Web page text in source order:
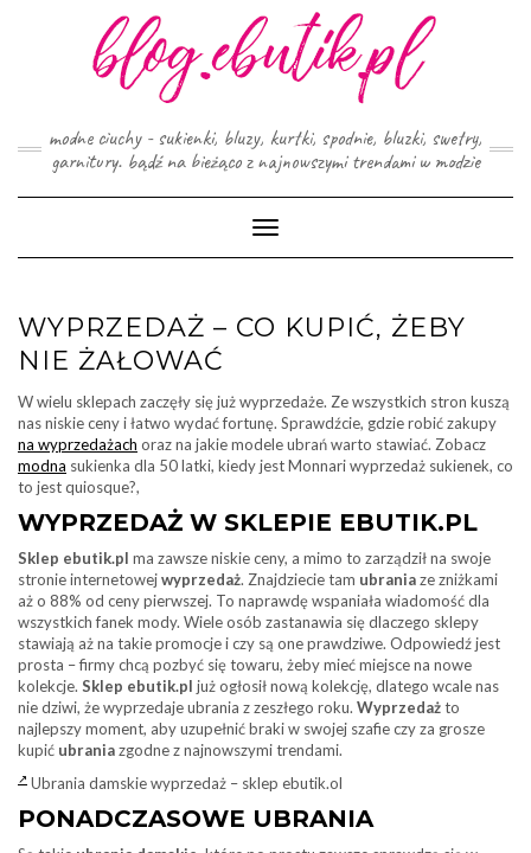
modne ciuchy - sukienki, bluzy, kurtki, spodnie, bluzki, swetry,
garnitury. bądź na bieżąco z najnowszymi trendami w modzie
Toggle
Navigation
WYPRZEDAŻ – CO KUPIĆ, ŻEBY
NIE ŻAŁOWAĆ
W wielu sklepach zaczęły się już wyprzedaże. Ze wszystkich stron kuszą
nas niskie ceny i łatwo wydać fortunę. Sprawdźcie, gdzie robić zakupy
na wyprzedażach oraz na jakie modele ubrań warto stawiać. Zobacz
modna sukienka dla 50 latki, kiedy jest Monnari wyprzedaż sukienek, co
to jest quiosque?,
WYPRZEDAŻ W SKLEPIE EBUTIK.PL
Sklep ebutik.pl ma zawsze niskie ceny, a mimo to zarządził na swoje
stronie internetowejwyprzedaż. Znajdziecie tam ubraniaze zniżkami
aż o 88% od ceny pierwszej. To naprawdę wspaniała wiadomość dla
wszystkich fanek mody. Wiele osób zastanawia się dlaczego sklepy
stawiają aż na takie promocje i czy są one prawdziwe. Odpowiedź jest
prosta – firmy chcą pozbyć się towaru, żeby mieć miejsce na nowe
kolekcje. Sklep ebutik.pl już ogłosił nową kolekcję, dlatego wcale nas
nie dziwi, że wyprzedaje ubrania z zeszłego roku. Wyprzedażto
najlepszy moment, aby uzupełnić braki w swojej szafie czy za grosze
kupić ubraniazgodne z najnowszymi trendami.
Ubrania damskie wyprzedaż – sklep ebutik.ol
PONADCZASOWE UBRANIA